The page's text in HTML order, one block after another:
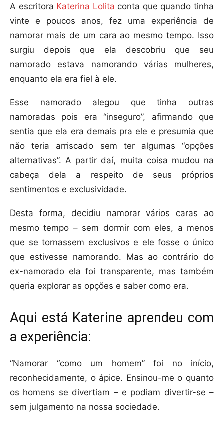
A escritora Katerina Lolita conta que quando tinha
vinte e poucos anos, fez uma experiência de
namorar mais de um cara ao mesmo tempo. Isso
surgiu depois que ela descobriu que seu
namorado estava namorando várias mulheres,
enquanto ela era fiel à ele.
Esse namorado alegou que tinha outras
namoradas pois era “inseguro”, afirmando que
sentia que ela era demais pra ele e presumia que
não teria arriscado sem ter algumas “opções
alternativas”. A partir daí, muita coisa mudou na
cabeça dela a respeito de seus próprios
sentimentos e exclusividade.
Desta forma, decidiu namorar vários caras ao
mesmo tempo – sem dormir com eles, a menos
que se tornassem exclusivos e ele fosse o único
que estivesse namorando. Mas ao contrário do
ex-namorado ela foi transparente, mas também
queria explorar as opções e saber como era.
Aqui está Katerine aprendeu com
a experiência:
“Namorar “como um homem” foi no início,
reconhecidamente, o ápice. Ensinou-me o quanto
os homens se divertiam – e podiam divertir-se –
sem julgamento na nossa sociedade.